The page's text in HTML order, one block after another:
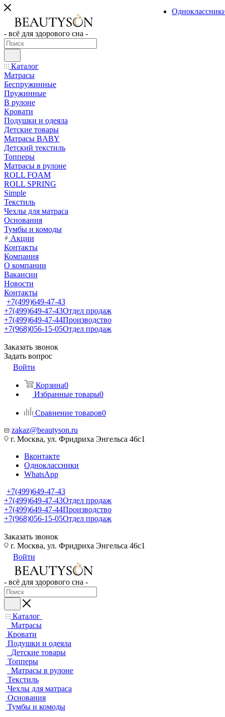
- всё для здорового сна -
Каталог
Матрасы
Беспружинные
Пружинные
В рулоне
Кровати
Подушки и одеяла
Детские товары
Матрасы BABY
Детский текстиль
Топперы
Матрасы в рулоне
ROLL FOAM
ROLL SPRING
Simple
Текстиль
Чехлы для матраса
Основания
Тумбы и комоды
Акции
Контакты
Компания
О компании
Вакансии
Новости
Контакты
+7(499)649-47-43
+7(499)649-47-43Отдел продаж
+7(499)649-47-44Производство
+7(968)056-15-05Отдел продаж
Заказать звонок
Задать вопрос
Войти
Корзина0
Избранные товары0
Сравнение товаров0
zakaz@beautyson.ru
г. Москва, ул. Фридриха Энгельса 46с1
Вконтакте
Одноклассники
WhatsApp
+7(499)649-47-43
+7(499)649-47-43Отдел продаж
+7(499)649-47-44Производство
+7(968)056-15-05Отдел продаж
Заказать звонок
г. Москва, ул. Фридриха Энгельса 46с1
Войти
- всё для здорового сна -
Каталог
Матрасы
Кровати
Подушки и одеяла
Детские товары
Топперы
Матрасы в рулоне
Текстиль
Чехлы для матраса
Основания
Тумбы и комоды